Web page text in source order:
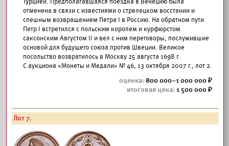
отменена в связи с известиями о стрелецком восстании и
спешным возвращением Петра I в Россию. На обратном пути
Петр I встретился с польским королем и курфюрстом
саксонским Августом II и вел с ним переговоры, послужившие
основой для будущего союза против Швеции. Великое
посольство возвратилось в Москву 25 августа 1698 г.
С аукциона «Монеты и Медали» № 46, 13 октября 2007 г., лот 2.
800 000–1 000 000
1 500 000
Лот 7.